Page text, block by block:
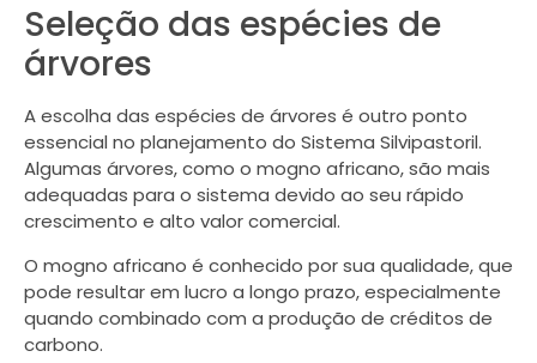
Seleção das espécies de
árvores
A escolha das espécies de árvores é outro ponto
essencial no planejamento do Sistema Silvipastoril.
Algumas árvores, como o mogno africano, são mais
adequadas para o sistema devido ao seu rápido
crescimento e alto valor comercial.
O mogno africano é conhecido por sua qualidade, que
pode resultar em lucro a longo prazo, especialmente
quando combinado com a produção de créditos de
carbono.